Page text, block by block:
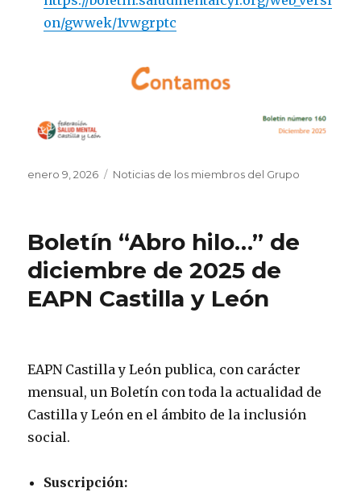
on/gwwek/1vwgrptc
Publicado
enero 9, 2026 Categorías
Noticias de los miembros del Grupo
Boletín “Abro hilo…” de
diciembre de 2025 de
EAPN Castilla y León
EAPN Castilla y León publica, con carácter
mensual, un Boletín con toda la actualidad de
Castilla y León en el ámbito de la inclusión
social.
Suscripción: